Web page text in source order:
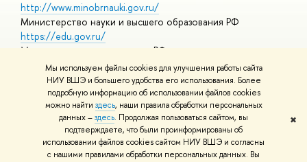
Мы используем файлы cookies для улучшения работы сайта
НИУ ВШЭ и большего удобства его использования. Более
подробную информацию об использовании файлов cookies
можно найти здесь, наши правила обработки персональных
данных –здесь. Продолжая пользоваться сайтом, вы
подтверждаете, что были проинформированы об
использовании файлов cookies сайтом НИУ ВШЭ и согласны
с нашими правилами обработки персональных данных. Вы
✖
http://www.minobrnauki.gov.ru/
Министерство науки и высшего образования РФ
https://edu.gov.ru/
Министерство просвещения РФ
https://elearning.hse.ru/mooc
Массовые открытые онлайн-курсы
© НИУ ВШЭ 1993–2026 Адреса и контактыУсловия
использования материалов Политика конфиденциальности